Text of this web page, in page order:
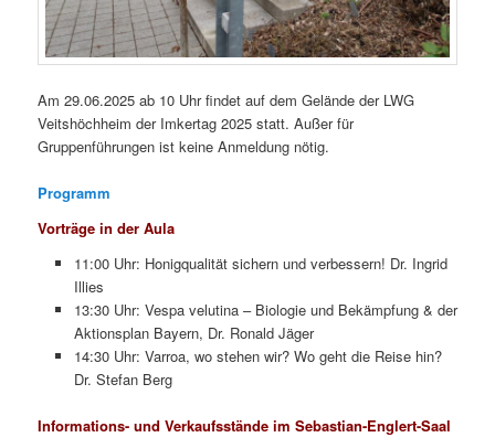
Am 29.06.2025 ab 10 Uhr findet auf dem Gelände der LWG
Veitshöchheim der Imkertag 2025 statt. Außer für
Gruppenführungen ist keine Anmeldung nötig.
Programm
Vorträge in der Aula
11:00 Uhr: Honigqualität sichern und verbessern! Dr. Ingrid
Illies
13:30 Uhr: Vespa velutina – Biologie und Bekämpfung & der
Aktionsplan Bayern, Dr. Ronald Jäger
14:30 Uhr: Varroa, wo stehen wir? Wo geht die Reise hin?
Dr. Stefan Berg
Informations- und Verkaufsstände im Sebastian-Englert-Saal